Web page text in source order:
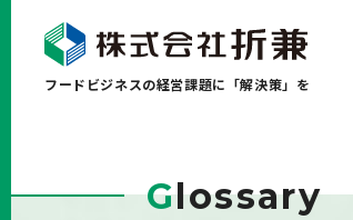
フードビジネスの経営課題に「解決策」を
Glossary